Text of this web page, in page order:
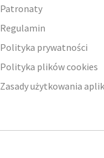
Patronaty
Regulamin
Polityka prywatności
Polityka plików cookies
Zasady użytkowania